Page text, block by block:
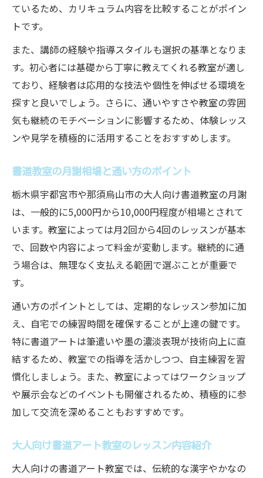
ているため、カリキュラム内容を比較することがポイン
トです。
また、講師の経験や指導スタイルも選択の基準となりま
す。初心者には基礎から丁寧に教えてくれる教室が適し
ており、経験者は応用的な技法や個性を伸ばせる環境を
探すと良いでしょう。さらに、通いやすさや教室の雰囲
気も継続のモチベーションに影響するため、体験レッス
ンや見学を積極的に活用することをおすすめします。
書道教室の月謝相場と通い方のポイント
栃木県宇都宮市や那須烏山市の大人向け書道教室の月謝
は、一般的に5,000円から10,000円程度が相場とされて
います。教室によっては月2回から4回のレッスンが基本
で、回数や内容によって料金が変動します。継続的に通
う場合は、無理なく支払える範囲で選ぶことが重要で
す。
通い方のポイントとしては、定期的なレッスン参加に加
え、自宅での練習時間を確保することが上達の鍵です。
特に書道アートは筆遣いや墨の濃淡表現が技術向上に直
結するため、教室での指導を活かしつつ、自主練習を習
慣化しましょう。また、教室によってはワークショップ
や展示会などのイベントも開催されるため、積極的に参
加して交流を深めることもおすすめです。
大人向け書道アート教室のレッスン内容紹介
大人向けの書道アート教室では、伝統的な漢字やかなの